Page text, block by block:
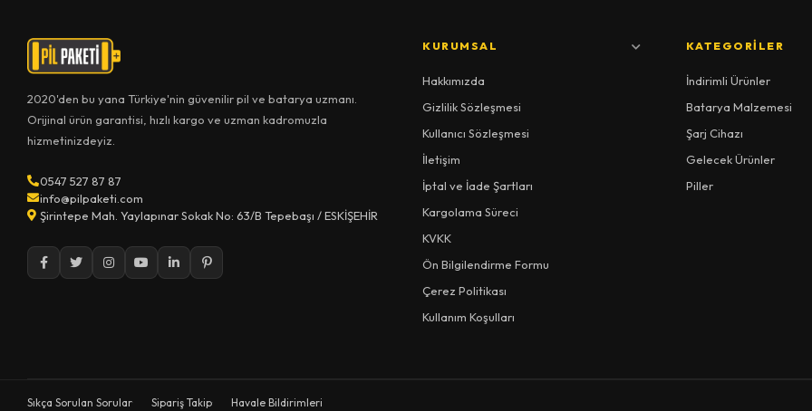
2020'den bu yana Türkiye'nin güvenilir pil ve batarya uzmanı.
Orijinal ürün garantisi, hızlı kargo ve uzman kadromuzla
hizmetinizdeyiz.
0547 527 87 87
info@pilpaketi.com
Şirintepe Mah. Yaylapınar Sokak No: 63/B Tepebaşı / ESKİŞEHİR
KURUMSAL
Hakkımızda
Gizlilik Sözleşmesi
Kullanıcı Sözleşmesi
İletişim
İptal ve İade Şartları
Kargolama Süreci
KVKK
Ön Bilgilendirme Formu
Çerez Politikası
Kullanım Koşulları
KATEGORILER
İndirimli Ürünler
Batarya Malzemesi
Şarj Cihazı
Gelecek Ürünler
Piller
Sıkça Sorulan Sorular Sipariş Takip Havale Bildirimleri